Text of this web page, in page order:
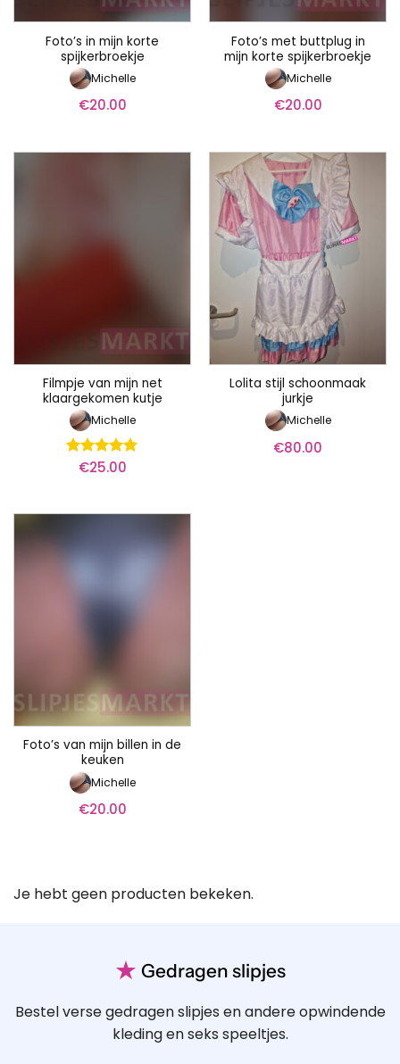
Foto’s in mijn korte
spijkerbroekje
Michelle
€20.00
Foto’s met buttplug in
mijn korte spijkerbroekje
Michelle
€20.00
Filmpje van mijn net
klaargekomen kutje
Michelle
Waardering
€25.00
Lolita stijl schoonmaak
jurkje
Michelle
€80.00
Foto’s van mijn billen in de
keuken
Michelle
€20.00
Je hebt geen producten bekeken.
★ Gedragen slipjes
Bestel verse gedragen slipjes en andere opwindende
kleding en seks speeltjes.